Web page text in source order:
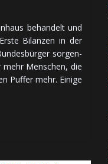
be­han­delt und
Bilanzen in der
sor­gen­
Menschen, die
Puffer mehr. Einige